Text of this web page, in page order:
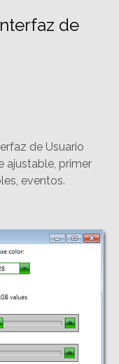
de
de Usuario
ajustable, primer
eventos.